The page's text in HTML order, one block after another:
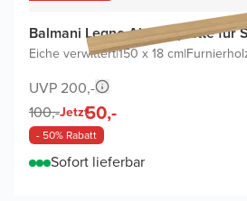
Balmani Legno Abdeckplatte für
Eiche verwittert|150 x 18 cm|
UVP 200,-
100,-Jetzt50,-
- 50% Rabatt
Sofort lieferbar